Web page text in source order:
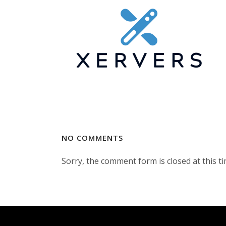
NO COMMENTS
Sorry, the comment form is closed at this